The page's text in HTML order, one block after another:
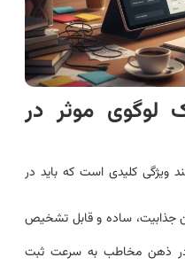
لوگوی موثر در
ویژگی کلیدی است که باید در
جذابیت، ساده و قابل تشخیص
در ذهن مخاطب به سرعت ثبت